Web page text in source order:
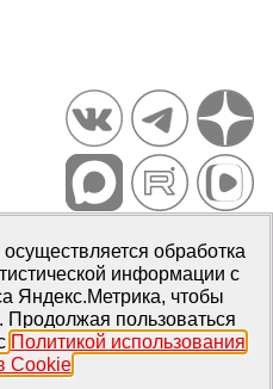
PsyJournals.ru, 2007–2026
Эл № ФС77-66447 от 14 июля
обработка
информации с
Яндекс.Метрика, чтобы
Продолжая пользоваться
Политикой использования
Cookie.